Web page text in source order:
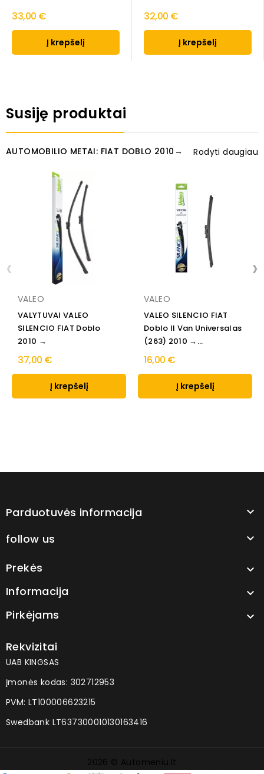
33,00 €
Į krepšelį
32,00 €
Į krepšelį
Susiję produktai
AUTOMOBILIO METAI: FIAT DOBLO 2010→ Rodyti daugiau
VALEO
VALYTUVAI VALEO
SILENCIO FIAT Doblo
2010 →
37,00 €
Į krepšelį
VALEO
VALEO SILENCIO FIAT
Doblo II Van Universalas
(263) 2010 →...
16,00 €
Į krepšelį
‹ ›
Parduotuvės informacija 
follow us 
Prekės 
Informacija 
Pirkėjams 
Rekvizitai
UAB KINGSAS
Įmonės kodas: 302712953
PVM: LT100006623215
Swedbank LT637300010130163416
2026 © Automeniu.lt